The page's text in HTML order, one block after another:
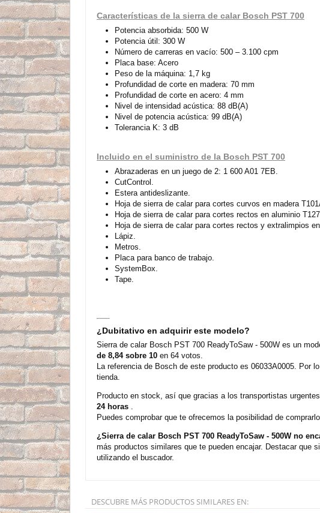
Características de la sierra de calar Bosch PST 700
Potencia absorbida: 500 W
Potencia útil: 300 W
Número de carreras en vacío: 500 – 3.100 cpm
Placa base: Acero
Peso de la máquina: 1,7 kg
Profundidad de corte en madera: 70 mm
Profundidad de corte en acero: 4 mm
Nivel de intensidad acústica: 88 dB(A)
Nivel de potencia acústica: 99 dB(A)
Tolerancia K: 3 dB
Incluido en el suministro de la Bosch PST 700
Abrazaderas en un juego de 2: 1 600 A01 7EB.
CutControl.
Estera antideslizante.
Hoja de sierra de calar para cortes curvos en madera
Hoja de sierra de calar para cortes rectos en aluminio
Hoja de sierra de calar para cortes rectos y extralimpios
Lápiz.
Metros.
Placa para banco de trabajo.
SystemBox.
Tape.
¿Dubitativo en adquirir este modelo?
Sierra de calar Bosch PST 700 ReadyToSaw - 500W es un
de 8,84 sobre 10 en 64 votos.
La referencia de Bosch de este producto es 06033A0005. Por
tienda.
Producto en stock, así que gracias a los transportistas
24 horas
Puedes comprobar que te ofrecemos la posibilidad de
¿Sierra de calar Bosch PST 700 ReadyToSaw - 500W no
más productos similares que te pueden encajar. Destacar que
utilizando el buscador.
DESCUBRE MÁS PRODUCTOS SIMILARES EN: